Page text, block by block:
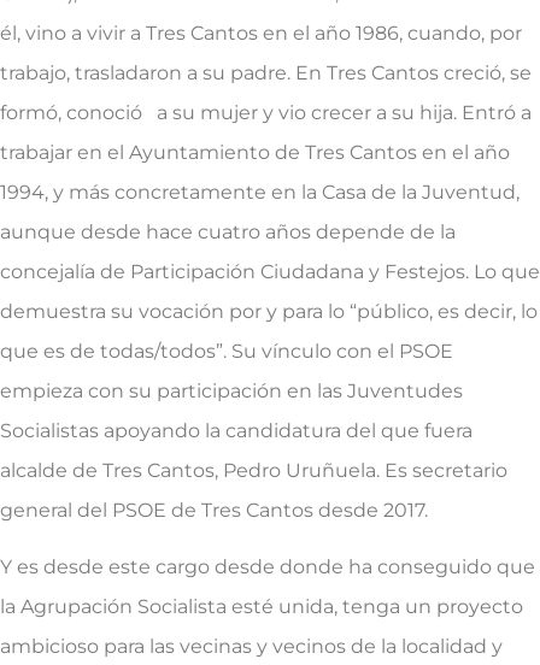
él, vino a vivir a Tres Cantos en el año 1986, cuando, por
trabajo, trasladaron a su padre. En Tres Cantos creció, se
formó, conoció a su mujer y vio crecer a su hija. Entró a
trabajar en el Ayuntamiento de Tres Cantos en el año
1994, y más concretamente en la Casa de la Juventud,
aunque desde hace cuatro años depende de la
concejalía de Participación Ciudadana y Festejos. Lo que
demuestra su vocación por y para lo “público, es decir, lo
que es de todas/todos”. Su vínculo con el PSOE
empieza con su participación en las Juventudes
Socialistas apoyando la candidatura del que fuera
alcalde de Tres Cantos, Pedro Uruñuela. Es secretario
general del PSOE de Tres Cantos desde 2017.
Y es desde este cargo desde donde ha conseguido que
la Agrupación Socialista esté unida, tenga un proyecto
ambicioso para las vecinas y vecinos de la localidad y